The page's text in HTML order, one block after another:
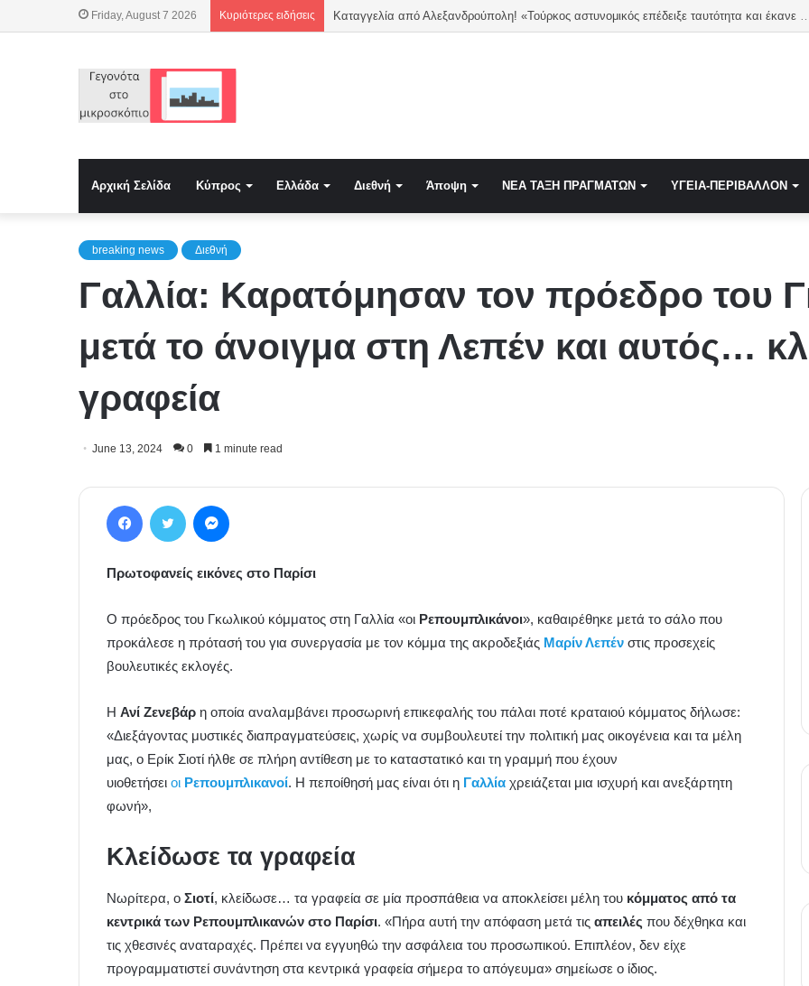
Friday, August 7 2026 Κυριότερες ειδήσεις Καταγγελία από Αλεξανδρούπολη! «Τούρκος αστυνομικός επέδειξε
Αρχική Σελίδα Κύπρος Ελλάδα Διεθνή Άποψη NEA TAΞΗ ΠΡΑΓΜΑΤΩΝ ΥΓΕΙΑ-ΠΕΡΙΒΑΛΛΟΝ
breaking news Διεθνή
Γαλλία: Καρατόμησαν τον πρόεδρο του
μετά το άνοιγμα στη Λεπέν και αυτός…
γραφεία
June 13, 2024 0 1 minute read
Πρωτοφανείς εικόνες στο Παρίσι
Ο πρόεδρος του Γκωλικού κόμματος στη Γαλλία «οι Ρεπουμπλικάνοι», καθαιρέθηκε μετά το σάλο που
προκάλεσε η πρότασή του για συνεργασία με τον κόμμα της ακροδεξιάς Μαρίν Λεπέν στις προσεχείς
βουλευτικές εκλογές.
Η Ανί Ζενεβάρ η οποία αναλαμβάνει προσωρινή επικεφαλής του πάλαι ποτέ κραταιού κόμματος δήλωσε:
«Διεξάγοντας μυστικές διαπραγματεύσεις, χωρίς να συμβουλευτεί την πολιτική μας οικογένεια και τα μέλη
μας, ο Ερίκ Σιοτί ήλθε σε πλήρη αντίθεση με το καταστατικό και τη γραμμή που έχουν
υιοθετήσει οι Ρεπουμπλικανοί. Η πεποίθησή μας είναι ότι η Γαλλία χρειάζεται μια ισχυρή και ανεξάρτητη
φωνή»,
Κλείδωσε τα γραφεία
Νωρίτερα, ο Σιοτί, κλείδωσε… τα γραφεία σε μία προσπάθεια να αποκλείσει μέλη του κόμματος από τα
κεντρικά των Ρεπουμπλικανών στο Παρίσι. «Πήρα αυτή την απόφαση μετά τις απειλές που δέχθηκα και
τις χθεσινές αναταραχές. Πρέπει να εγγυηθώ την ασφάλεια του προσωπικού. Επιπλέον, δεν είχε
προγραμματιστεί συνάντηση στα κεντρικά γραφεία σήμερα το απόγευμα» σημείωσε ο ίδιος.